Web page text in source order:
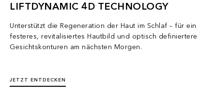
LIFTDYNAMIC 4D TECHNOLOGY
Unterstützt die Regeneration der Haut im Schlaf – für ein
festeres, revitalisiertes Hautbild und optisch definiertere
Gesichtskonturen am nächsten Morgen.
JETZT ENTDECKEN